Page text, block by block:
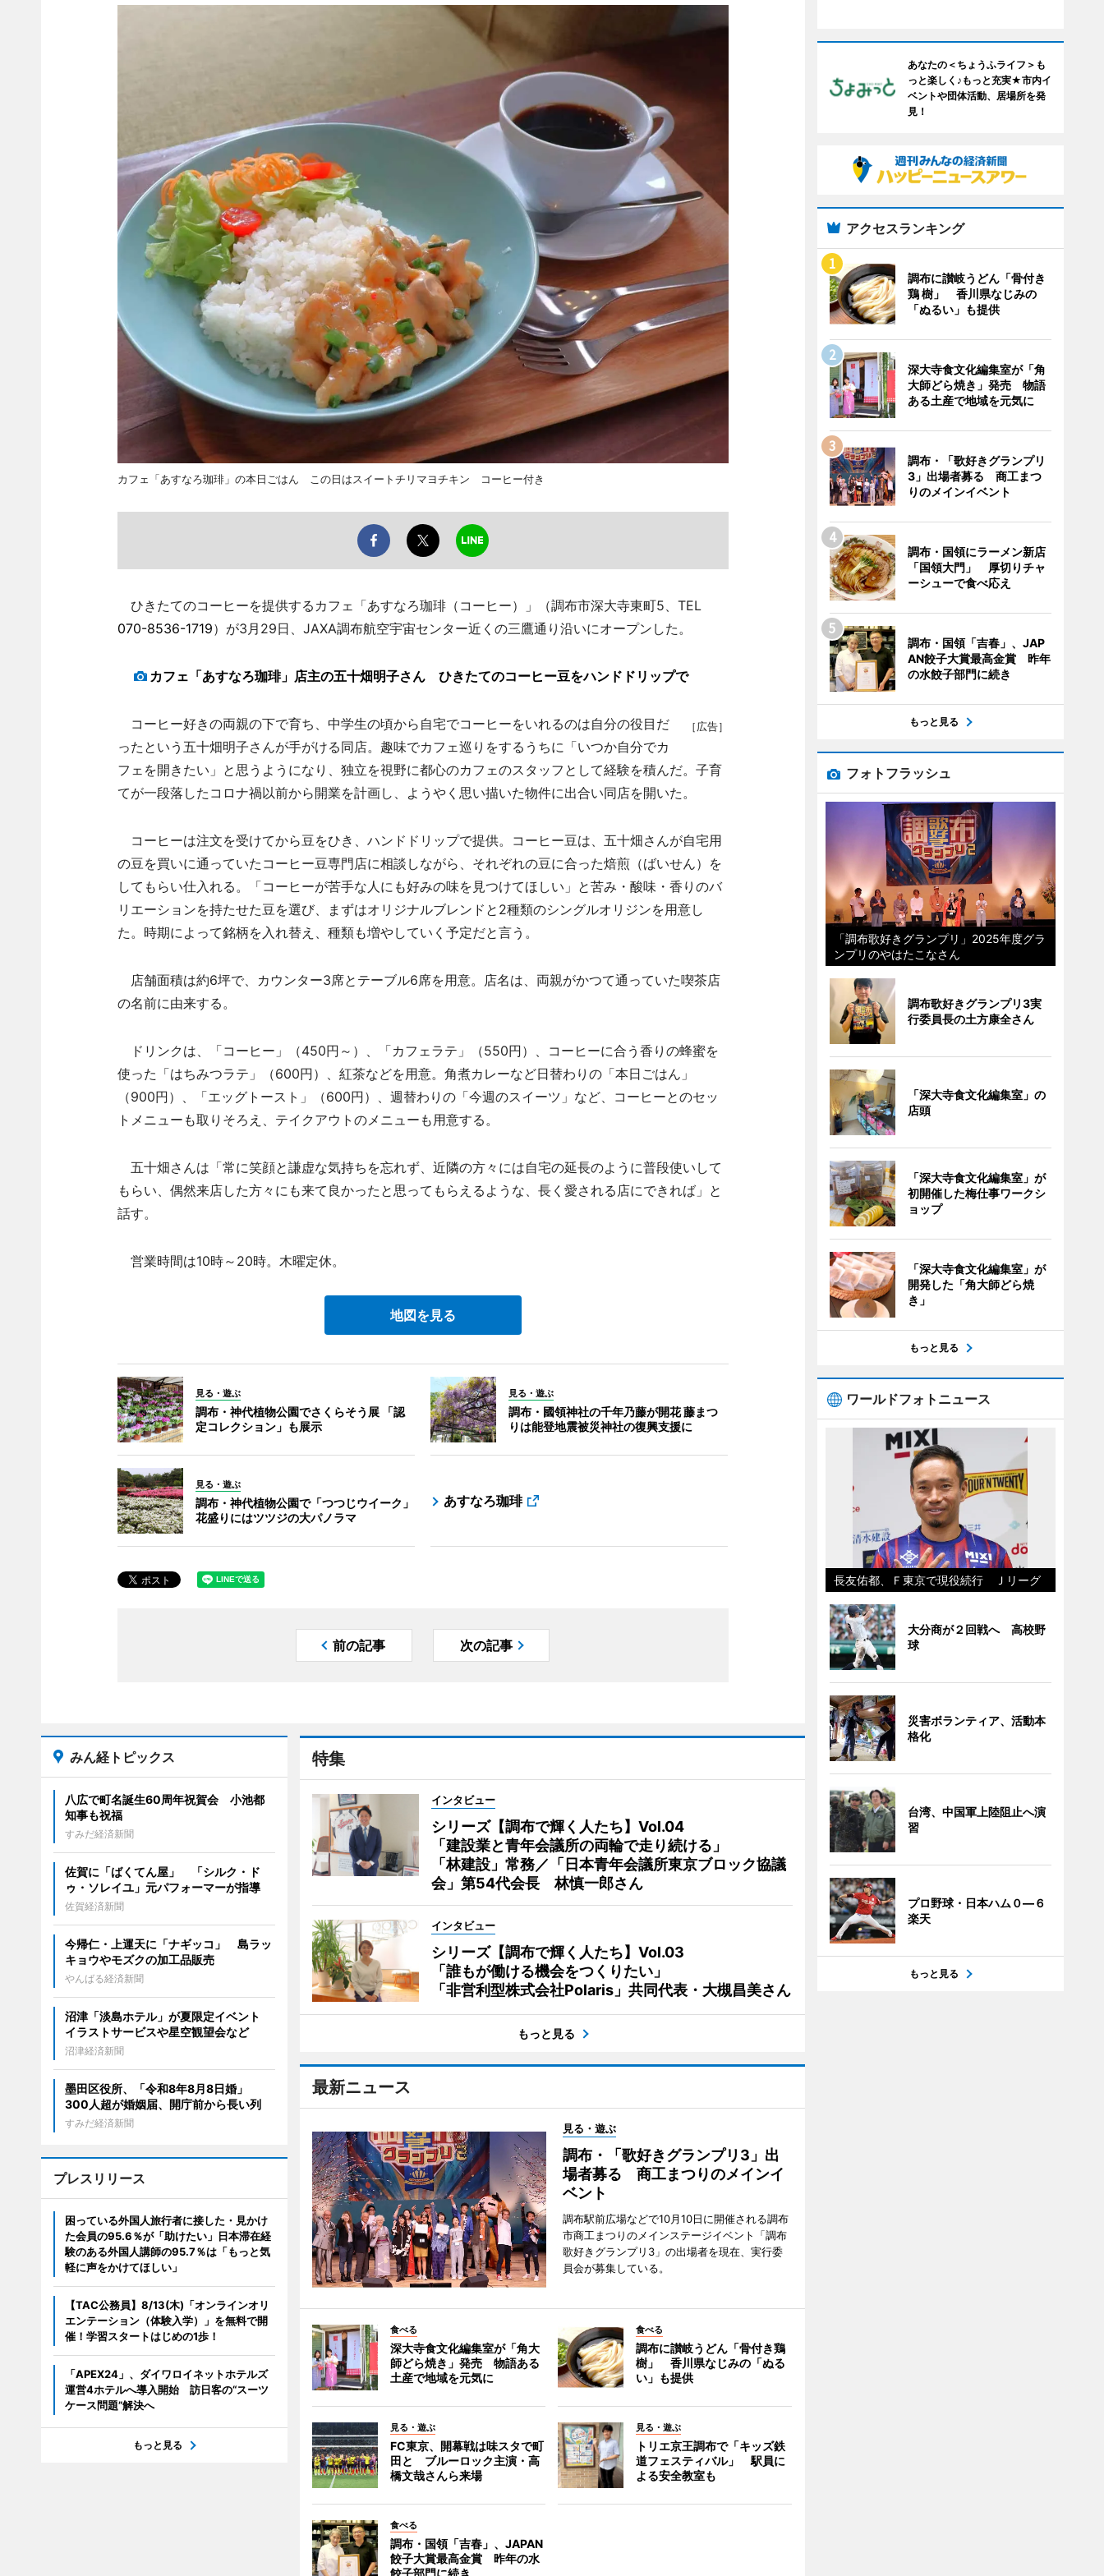
カフェ「あすなろ珈琲」の本日ごはん この日はスイートチリマヨチキン コーヒー付き
ひきたてのコーヒーを提供するカフェ「あすなろ珈琲（コーヒー）」（調布市深大寺東町5、TEL
070-8536-1719）が3月29日、JAXA調布航空宇宙センター近くの三鷹通り沿いにオープンした。
カフェ「あすなろ珈琲」店主の五十畑明子さん ひきたてのコーヒー豆をハンドドリップで
［広告］
コーヒー好きの両親の下で育ち、中学生の頃から自宅でコーヒーをいれるのは自分の役目だ
ったという五十畑明子さんが手がける同店。趣味でカフェ巡りをするうちに「いつか自分でカ
フェを開きたい」と思うようになり、独立を視野に都心のカフェのスタッフとして経験を積んだ。子育
てが一段落したコロナ禍以前から開業を計画し、ようやく思い描いた物件に出合い同店を開いた。
コーヒーは注文を受けてから豆をひき、ハンドドリップで提供。コーヒー豆は、五十畑さんが自宅用
の豆を買いに通っていたコーヒー豆専門店に相談しながら、それぞれの豆に合った焙煎（ばいせん）を
してもらい仕入れる。「コーヒーが苦手な人にも好みの味を見つけてほしい」と苦み・酸味・香りのバ
リエーションを持たせた豆を選び、まずはオリジナルブレンドと2種類のシングルオリジンを用意し
た。時期によって銘柄を入れ替え、種類も増やしていく予定だと言う。
店舗面積は約6坪で、カウンター3席とテーブル6席を用意。店名は、両親がかつて通っていた喫茶店
の名前に由来する。
ドリンクは、「コーヒー」（450円～）、「カフェラテ」（550円）、コーヒーに合う香りの蜂蜜を
使った「はちみつラテ」（600円）、紅茶などを用意。角煮カレーなど日替わりの「本日ごはん」
（900円）、「エッグトースト」（600円）、週替わりの「今週のスイーツ」など、コーヒーとのセッ
トメニューも取りそろえ、テイクアウトのメニューも用意する。
五十畑さんは「常に笑顔と謙虚な気持ちを忘れず、近隣の方々には自宅の延長のように普段使いして
もらい、偶然来店した方々にも来て良かったと思ってもらえるような、長く愛される店にできれば」と
話す。
営業時間は10時～20時。木曜定休。
地図を見る
見る・遊ぶ
調布・神代植物公園でさくらそう展 「認
定コレクション」も展示
見る・遊ぶ
調布・國領神社の千年乃藤が開花 藤まつ
りは能登地震被災神社の復興支援に
見る・遊ぶ
調布・神代植物公園で「つつじウイーク」
花盛りにはツツジの大パノラマ
あすなろ珈琲
前の記事 次の記事
特集
インタビュー
シリーズ【調布で輝く人たち】Vol.04
「建設業と青年会議所の両輪で走り続ける」
「林建設」常務／「日本青年会議所東京ブロック協議
会」第54代会長 林慎一郎さん
インタビュー
シリーズ【調布で輝く人たち】Vol.03
「誰もが働ける機会をつくりたい」
「非営利型株式会社Polaris」共同代表・大槻昌美さん
もっと見る
最新ニュース
見る・遊ぶ
調布・「歌好きグランプリ3」出
場者募る 商工まつりのメインイ
ベント
調布駅前広場などで10月10日に開催される調布
市商工まつりのメインステージイベント「調布
歌好きグランプリ3」の出場者を現在、実行委
員会が募集している。
食べる
深大寺食文化編集室が「角大
師どら焼き」発売 物語ある
土産で地域を元気に
食べる
調布に讃岐うどん「骨付き鶏
樹」 香川県なじみの「ぬる
い」も提供
見る・遊ぶ
FC東京、開幕戦は味スタで町
田と ブルーロック主演・高
橋文哉さんら来場
見る・遊ぶ
トリエ京王調布で「キッズ鉄
道フェスティバル」 駅員に
よる安全教室も
食べる
調布・国領「吉春」、JAPAN
餃子大賞最高金賞 昨年の水
餃子部門に続き
みん経トピックス
八広で町名誕生60周年祝賀会 小池都
知事も祝福
すみだ経済新聞
佐賀に「ばくてん屋」 「シルク・ド
ゥ・ソレイユ」元パフォーマーが指導
佐賀経済新聞
今帰仁・上運天に「ナギッコ」 島ラッ
キョウやモズクの加工品販売
やんばる経済新聞
沼津「淡島ホテル」が夏限定イベント
イラストサービスや星空観望会など
沼津経済新聞
墨田区役所、「令和8年8月8日婚」
300人超が婚姻届、開庁前から長い列
すみだ経済新聞
プレスリリース
困っている外国人旅行者に接した・見かけ
た会員の95.6％が「助けたい」日本滞在経
験のある外国人講師の95.7％は「もっと気
軽に声をかけてほしい」
【TAC公務員】8/13(木)「オンラインオリ
エンテーション（体験入学）」を無料で開
催！学習スタートはじめの1歩！
「APEX24」、ダイワロイネットホテルズ
運営4ホテルへ導入開始 訪日客の“スーツ
ケース問題”解決へ
もっと見る
あなたの＜ちょうふライフ＞も
っと楽しく♪もっと充実★市内イ
ベントや団体活動、居場所を発
見！
アクセスランキング
調布に讃岐うどん「骨付き
鶏 樹」 香川県なじみの
「ぬるい」も提供
深大寺食文化編集室が「角
大師どら焼き」発売 物語
ある土産で地域を元気に
調布・「歌好きグランプリ
3」出場者募る 商工まつ
りのメインイベント
調布・国領にラーメン新店
「国領大門」 厚切りチャ
ーシューで食べ応え
調布・国領「吉春」、JAP
AN餃子大賞最高金賞 昨年
の水餃子部門に続き
もっと見る
フォトフラッシュ
「調布歌好きグランプリ」2025年度グラ
ンプリのやはたこなさん
調布歌好きグランプリ3実
行委員長の土方康全さん
「深大寺食文化編集室」の
店頭
「深大寺食文化編集室」が
初開催した梅仕事ワークシ
ョップ
「深大寺食文化編集室」が
開発した「角大師どら焼
き」
もっと見る
ワールドフォトニュース
長友佑都、Ｆ東京で現役続行 Ｊリーグ
大分商が２回戦へ 高校野
球
災害ボランティア、活動本
格化
台湾、中国軍上陸阻止へ演
習
プロ野球・日本ハム０―６
楽天
もっと見る